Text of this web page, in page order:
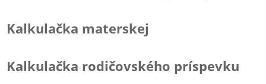
Kalkulačka materskej
Kalkulačka rodičovského príspevku